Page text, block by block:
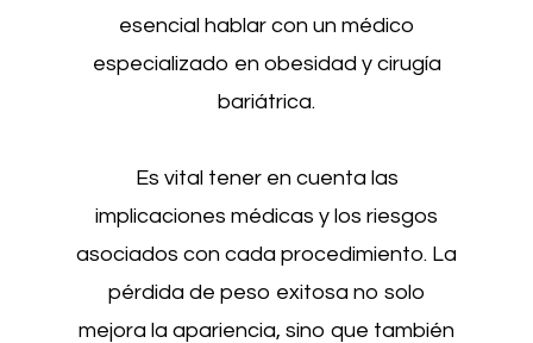
esencial hablar con un médico
especializado en obesidad y cirugía
bariátrica.
Es vital tener en cuenta las
implicaciones médicas y los riesgos
asociados con cada procedimiento. La
pérdida de peso exitosa no solo
mejora la apariencia, sino que también